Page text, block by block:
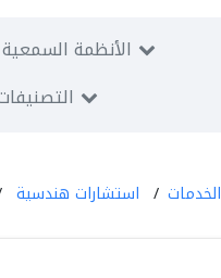
الأنظمة
الخدمات استشارات هندسية